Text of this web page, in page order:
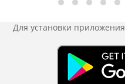
Для установки приложения